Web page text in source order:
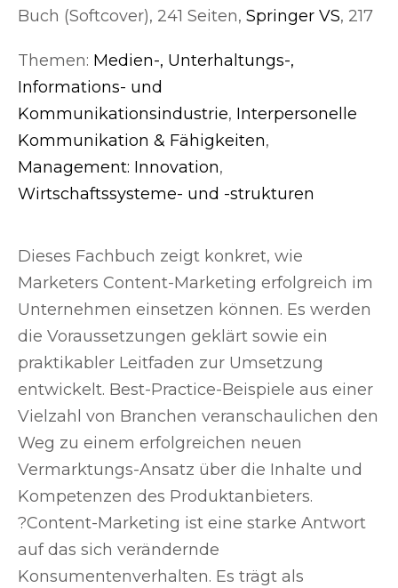
Buch (Softcover), 241 Seiten, Springer VS, 217
Themen: Medien-, Unterhaltungs-,
Informations- und
Kommunikationsindustrie, Interpersonelle
Kommunikation & Fähigkeiten,
Management: Innovation,
Wirtschaftssysteme- und -strukturen
Dieses Fachbuch zeigt konkret, wie
Marketers Content-Marketing erfolgreich im
Unternehmen einsetzen können. Es werden
die Voraussetzungen geklärt sowie ein
praktikabler Leitfaden zur Umsetzung
entwickelt. Best-Practice-Beispiele aus einer
Vielzahl von Branchen veranschaulichen den
Weg zu einem erfolgreichen neuen
Vermarktungs-Ansatz über die Inhalte und
Kompetenzen des Produktanbieters.
?Content-Marketing ist eine starke Antwort
auf das sich verändernde
Konsumentenverhalten. Es trägt als